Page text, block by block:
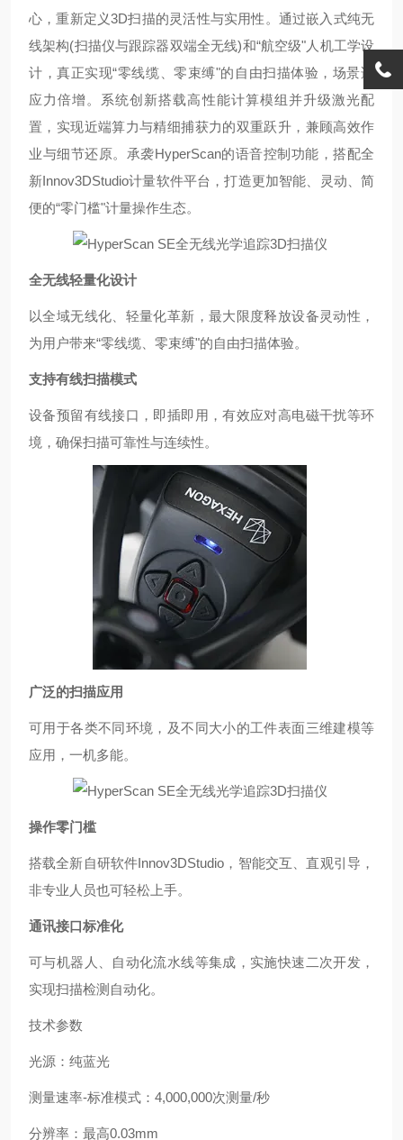
心，重新定义3D扫描的灵活性与实用性。通过嵌入式纯无
线架构(扫描仪与跟踪器双端全无线)和“航空级"人机工学设
计，真正实现“零线缆、零束缚"的自由扫描体验，场景适
应力倍增。系统创新搭载高性能计算模组并升级激光配
置，实现近端算力与精细捕获力的双重跃升，兼顾高效作
业与细节还原。承袭HyperScan的语音控制功能，搭配全
新Innov3DStudio计量软件平台，打造更加智能、灵动、简
便的“零门槛"计量操作生态。
全无线轻量化设计
以全域无线化、轻量化革新，最大限度释放设备灵动性，
为用户带来“零线缆、零束缚"的自由扫描体验。
支持有线扫描模式
设备预留有线接口，即插即用，有效应对高电磁干扰等环
境，确保扫描可靠性与连续性。
广泛的扫描应用
可用于各类不同环境，及不同大小的工件表面三维建模等
应用，一机多能。
操作零门槛
搭载全新自研软件Innov3DStudio ，智能交互、直观引导，
非专业人员也可轻松上手。
通讯接口标准化
可与机器人、自动化流水线等集成，实施快速二次开发，
实现扫描检测自动化。
技术参数
光源 ： 纯蓝光
测量速率-标准模式 ： 4,000,000次测量/秒
分辨率 ： 最高0.03mm